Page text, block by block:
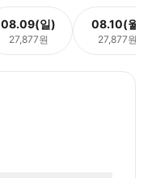
08.09(일)
27,877원
08.10(월)
27,877원